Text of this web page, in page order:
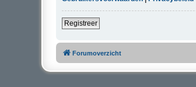
Registreer
Forumoverzicht